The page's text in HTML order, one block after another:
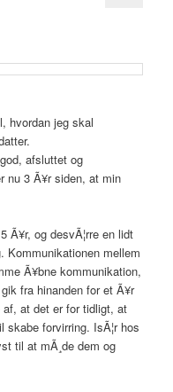
hvordan jeg skal
afsluttet og
nu 3 Ã¥r siden, at min
Ã¥r, og desvÃ¦rre en lidt
Kommunikationen mellem
Ã¥bne kommunikation,
fra hinanden for et Ã¥r
at det er for tidligt, at
skabe forvirring. IsÃ¦r hos
til at mÃ¸de dem og